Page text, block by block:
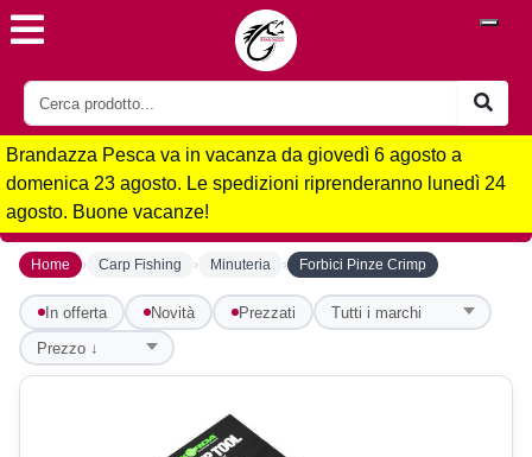
Brandazza Pesca va in vacanza da giovedì 6 agosto a
domenica 23 agosto. Le spedizioni riprenderanno lunedì 24
agosto. Buone vacanze!
Home › Carp Fishing › Minuteria › Forbici Pinze Crimp
In offerta Novità Prezzati